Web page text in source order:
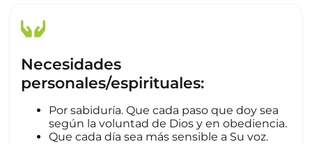
Necesidades
personales/espirituales:
Por sabiduría. Que cada paso que doy sea
según la voluntad de Dios y en obediencia.
Que cada día sea más sensible a Su voz.